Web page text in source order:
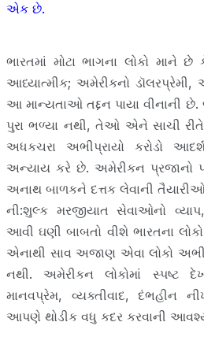
એક છે.
ભારતમાં મોટા ભાગના લોકો માને
આધ્યાત્મીક; અમેરીકનો ડૉલરપ્રેમી,
આ માન્યતાઓ તદ્દન પાયા વીનાની
પુરા ભળ્યા નથી, તેઓ એને સાચી
અધકચરા અભીપ્રાયો કરોડો
અન્યાય કરે છે. અમેરીકન પ્રજાનો
અનાથ બાળકને દત્તક લેવાની
ની:શુલ્ક મરજીયાત સેવાઓનો
આવી ઘણી બાબતો વીશે ભારતના
એનાથી સાવ અજાણ એવા લોકો
નથી. અમેરીકન લોકોમાં સ્પષ્ટ
માનવપ્રેમ, વ્યક્તીવાદ, દંભહીન
આપણે થોડીક વધુ કદર કરવાની